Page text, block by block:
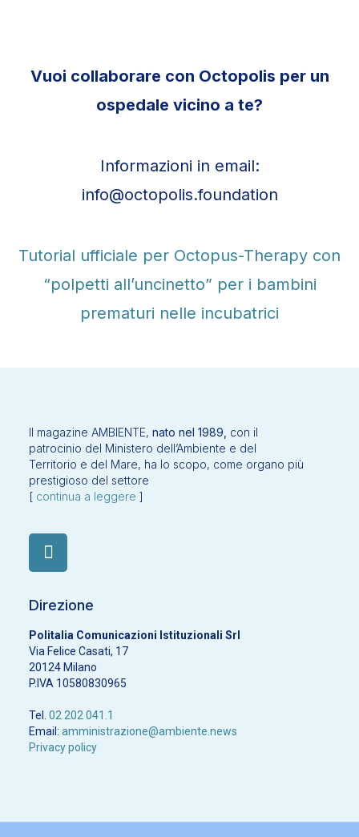
Vuoi collaborare con Octopolis per un
ospedale vicino a te?
Informazioni in email:
info@octopolis.foundation
Tutorial ufficiale per Octopus-Therapy con
“polpetti all’uncinetto” per i bambini
prematuri nelle incubatrici
Il magazine AMBIENTE, nato nel 1989, con il
patrocinio del Ministero dell’Ambiente e del
Territorio e del Mare, ha lo scopo, come organo più
prestigioso del settore
[ continua a leggere ]
Direzione
Politalia Comunicazioni Istituzionali Srl
Via Felice Casati, 17
20124 Milano
P.IVA 10580830965
Tel. 02 202 041.1
Email: amministrazione@ambiente.news
Privacy policy